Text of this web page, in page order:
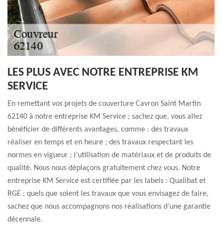
LES PLUS AVEC NOTRE ENTREPRISE KM
SERVICE
En remettant vos projets de couverture Cavron Saint Martin
62140 à notre entreprise KM Service ; sachez que, vous allez
bénéficier de différents avantages, comme : des travaux
réaliser en temps et en heure ; des travaux respectant les
normes en vigueur ; l’utilisation de matériaux et de produits de
qualité. Nous nous déplaçons gratuitement chez vous. Notre
entreprise KM Service est certifiée par les labels : Qualibat et
RGE ; quels que soient les travaux que vous envisagez de faire,
sachez que nous accompagnons nos réalisations d’une garantie
décennale.